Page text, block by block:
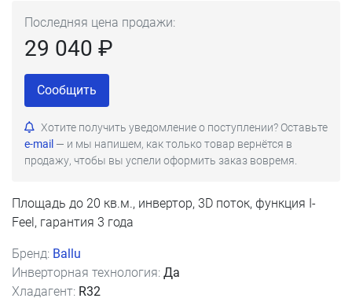
Последняя цена продажи:
29 040 ₽
Сообщить
Хотите получить уведомление о поступлении? Оставьте
e-mail — и мы напишем, как только товар вернётся в
продажу, чтобы вы успели оформить заказ вовремя.
Площадь до 20 кв.м., инвертор, 3D поток, функция I-
Feel, гарантия 3 года
Бренд: Ballu
Инверторная технология: Да
Хладагент: R32